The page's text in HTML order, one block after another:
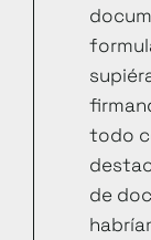
todo
de